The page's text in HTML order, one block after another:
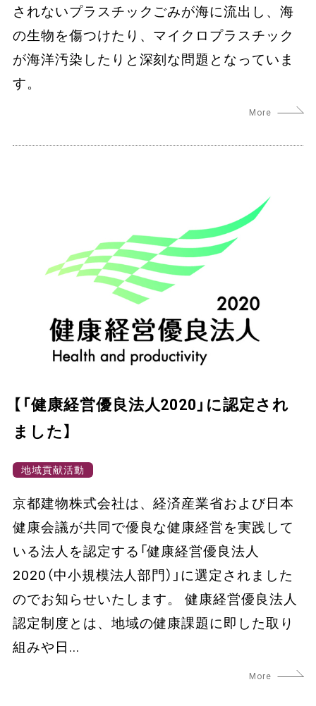
されないプラスチックごみが海に流出し、海
の生物を傷つけたり、マイクロプラスチック
が海洋汚染したりと深刻な問題となっていま
す。
【「健康経営優良法人2020」に認定され
ました】
地域貢献活動
京都建物株式会社は、経済産業省および日本
健康会議が共同で優良な健康経営を実践して
いる法人を認定する「健康経営優良法人
2020（中小規模法人部門）」に選定されました
のでお知らせいたします。 健康経営優良法人
認定制度とは、地域の健康課題に即した取り
組みや日...